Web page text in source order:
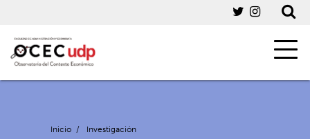
Inicio / Investigación